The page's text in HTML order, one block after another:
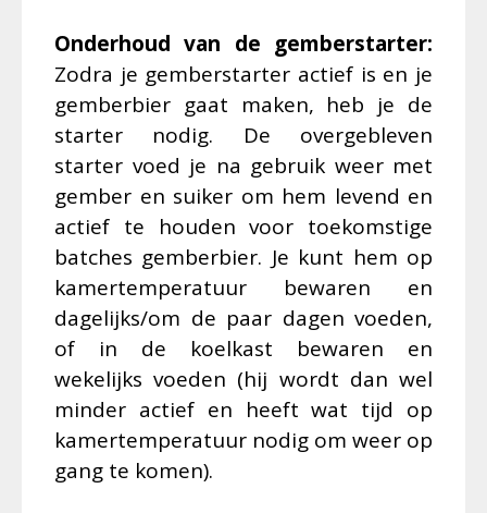
Onderhoud van de gemberstarter:
Zodra je gemberstarter actief is en je
gemberbier gaat maken, heb je de
starter nodig. De overgebleven
starter voed je na gebruik weer met
gember en suiker om hem levend en
actief te houden voor toekomstige
batches gemberbier. Je kunt hem op
kamertemperatuur bewaren en
dagelijks/om de paar dagen voeden,
of in de koelkast bewaren en
wekelijks voeden (hij wordt dan wel
minder actief en heeft wat tijd op
kamertemperatuur nodig om weer op
gang te komen).